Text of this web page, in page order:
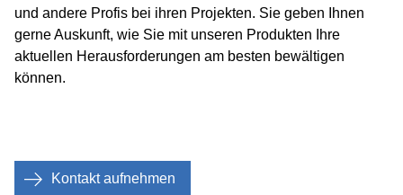
und andere Profis bei ihren Projekten. Sie geben Ihnen
gerne Auskunft, wie Sie mit unseren Produkten Ihre
aktuellen Herausforderungen am besten bewältigen
können.
Kontakt aufnehmen